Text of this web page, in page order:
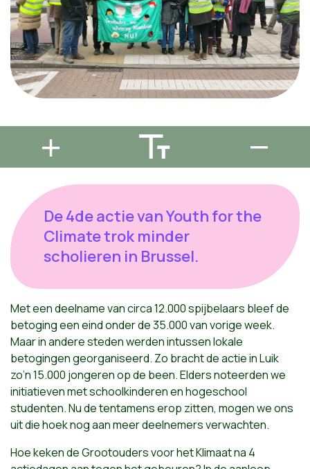
De 4de actie van Youth for the
Climate trok minder
scholieren in Brussel.
Met een deelname van circa 12.000 spijbelaars bleef de
betoging een eind onder de 35.000 van vorige week.
Maar in andere steden werden intussen lokale
betogingen georganiseerd. Zo bracht de actie in Luik
zo’n 15.000 jongeren op de been. Elders noteerden we
initiatieven met schoolkinderen en hogeschool
studenten. Nu de tentamens erop zitten, mogen we ons
uit die hoek nog aan meer deelnemers verwachten.
Hoe keken de Grootouders voor het Klimaat na 4